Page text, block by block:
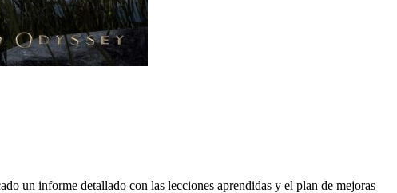
un informe detallado con las lecciones aprendidas y el plan de mejoras